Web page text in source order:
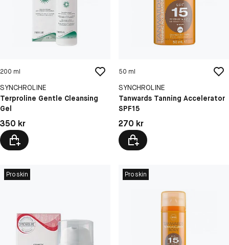
200 ml
SYNCHROLINE
Terproline Gentle Cleansing
Gel
Pris: 350 kr
350 kr
50 ml
SYNCHROLINE
Tanwards Tanning Accelerator
SPF15
Pris: 270 kr
270 kr
Proskin Proskin